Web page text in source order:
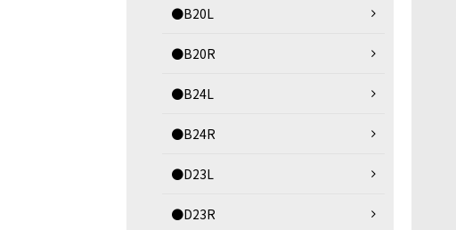
●B20L
●B20R
●B24L
●B24R
●D23L
●D23R